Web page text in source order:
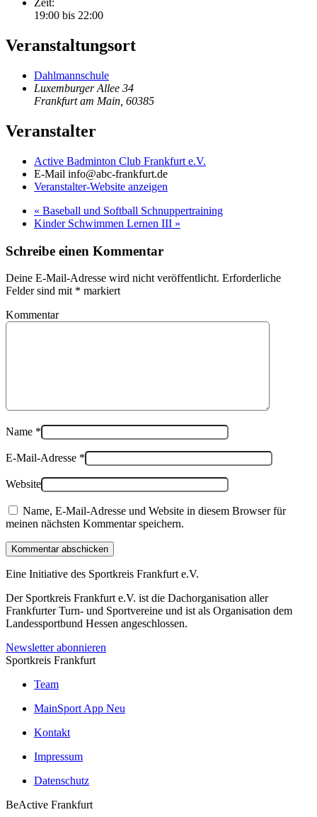
Zeit:
19:00 bis 22:00
Veranstaltungsort
Dahlmannschule
Luxemburger Allee 34
Frankfurt am Main 60385
Veranstalter
Active Badminton Club Frankfurt e.V.
E-Mail info@abc-frankfurt.de
Veranstalter-Website anzeigen
« Baseball und Softball Schnuppertraining
Kinder Schwimmen Lernen III »
Schreibe einen Kommentar
Deine E-Mail-Adresse wird nicht veröffentlicht. Erforderliche
Felder sind mit * markiert
Kommentar
Name *
E-Mail-Adresse *
Website
Name, E-Mail-Adresse und Website in diesem Browser für
meinen nächsten Kommentar speichern.
Kommentar abschicken
Eine Initiative des Sportkreis Frankfurt e.V.
Der Sportkreis Frankfurt e.V. ist die Dachorganisation aller
Frankfurter Turn- und Sportvereine und ist als Organisation dem
Landessportbund Hessen angeschlossen.
Newsletter abonnieren
Sportkreis Frankfurt
Team
MainSport App Neu
Kontakt
Impressum
Datenschutz
BeActive Frankfurt